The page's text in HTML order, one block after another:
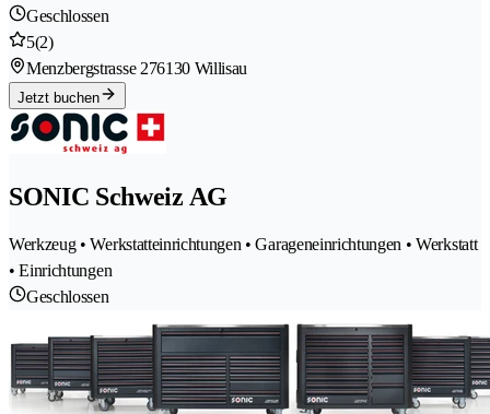
Geschlossen
5(2)
Menzbergstrasse 276130 Willisau
Jetzt buchen
SONIC Schweiz AG
Werkzeug • Werkstatteinrichtungen • Garageneinrichtungen • Werkstatt
• Einrichtungen
Geschlossen